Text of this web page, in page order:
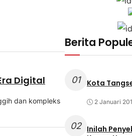
Digital
dan kompleks
Berita
01 Kota
2 Januari
02
Inilah